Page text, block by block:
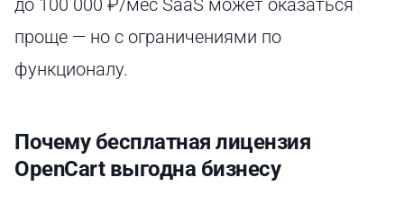
до 100 000 ₽/мес SaaS может оказаться
проще — но с ограничениями по
функционалу.
Почему бесплатная лицензия
OpenCart выгодна бизнесу